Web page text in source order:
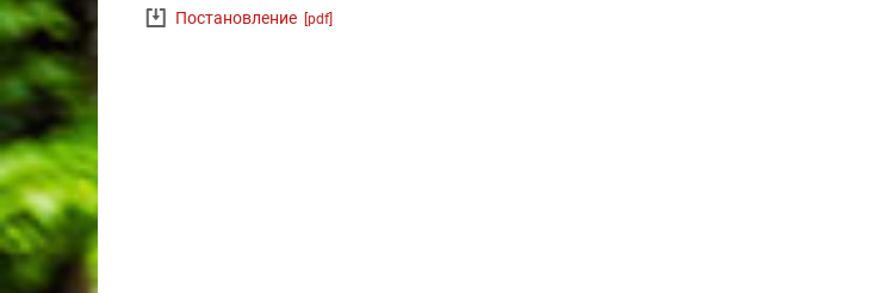
Постановление [pdf]